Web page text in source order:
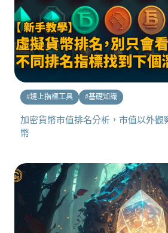
#鏈上指標工具 #基礎知識
加密貨幣市值排名分析，市值以外觀
幣